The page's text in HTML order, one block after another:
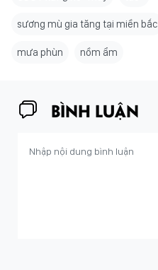
sương mù gia tăng tại miền bắc
mưa phùn nồm ẩm
BÌNH LUẬN